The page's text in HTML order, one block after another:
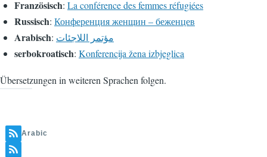
Französisch: La conférence des femmes réfugiées
Russisch: Конференция женщин – беженцев
Arabisch: مؤتمر اللاجئات
serbokroatisch: Konferencija žena izbjeglica
Übersetzungen in weiteren Sprachen folgen.
Arabic